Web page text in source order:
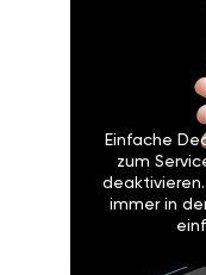
Einfache
zum
immer in